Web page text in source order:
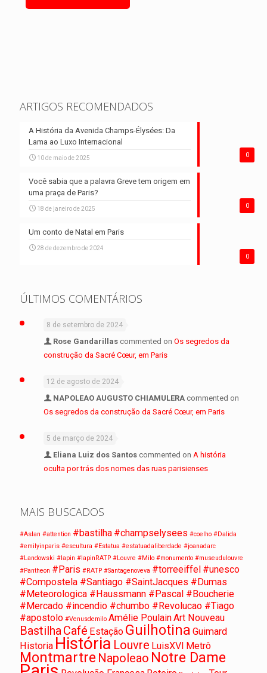
ARTIGOS RECOMENDADOS
0
A História da Avenida Champs-Élysées: Da
Lama ao Luxo Internacional
10 de maio de 2025
0
Você sabia que a palavra Greve tem origem em
uma praça de Paris?
18 de janeiro de 2025
0
Um conto de Natal em Paris
28 de dezembro de 2024
ÚLTIMOS COMENTÁRIOS
8 de setembro de 2024
Rose Gandarillas commented on Os segredos da
construção da Sacré Cœur, em Paris
12 de agosto de 2024
NAPOLEAO AUGUSTO CHIAMULERA commented on
Os segredos da construção da Sacré Cœur, em Paris
5 de março de 2024
Eliana Luiz dos Santos commented on A história
oculta por trás dos nomes das ruas parisienses
MAIS BUSCADOS
#Aslan #attention #bastilha #champselysees #coelho #Dalida
#emilyinparis #escultura #Estatua #estatuadaliberdade #joanadarc
#Landowski #lapin #lapinRATP #Louvre #Milo #monumento #museudulouvre
#Pantheon #Paris #RATP #Santagenoveva #torreeiffel #unesco
#Compostela #Santiago #SaintJacques #Dumas
#Meteorologica #Haussmann #Pascal #Boucherie
#Mercado #incendio #chumbo #Revolucao #Tiago
#apostolo #Venusdemilo Amélie PoulainArt Nouveau
Bastilha Café Estação Guilhotina Guimard
Historia História Louvre LuisXVI Metrô
Montmartre Napoleao Notre Dame